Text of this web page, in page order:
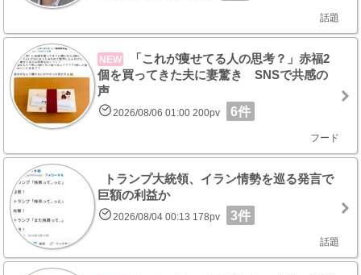
話題
NEW
「これが痩せてる人の思考？」赤福2
個を買ってきた夫に妻驚き SNSで共感の
声
2026/08/06 01:00 200pv 6件
フード
トランプ大統領、イラン情勢を巡る発言で
巨額の利益か
2026/08/04 00:13 178pv 3件
話題